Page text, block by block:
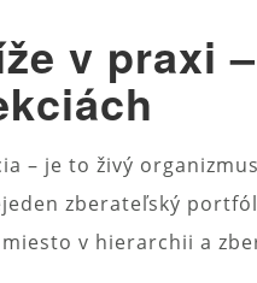
v praxi
– je to živý
zberateľský
miesto v hierarchii a